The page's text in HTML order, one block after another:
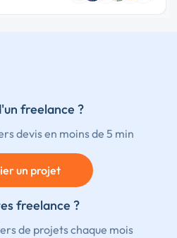
freelance ?
devis en moins de 5 min
un projet
freelance ?
de projets chaque mois